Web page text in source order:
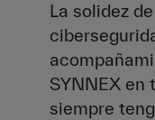
La solidez
SYNNEX en
siempre